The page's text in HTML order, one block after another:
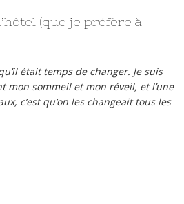
(que je préfère à
était temps de changer. Je suis
mon sommeil et mon réveil, et l’une
c’est qu’on les changeait tous les